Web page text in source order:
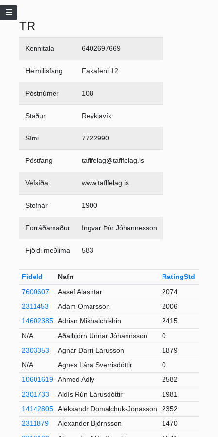
TR
Kennitala 6402697669
Heimilisfang Faxafeni 12
Póstnúmer 108
Staður Reykjavík
Sími 7722990
Póstfang taflfelag@taflfelag.is
Vefsíða www.taflfelag.is
Stofnár 1900
Forráðamaður Ingvar Þór Jóhannesson
Fjöldi meðlima 583
FideId Nafn RatingStd
7600607
Aasef Alashtar
2074
2311453
Adam Omarsson
2006
14602385
Adrian Mikhalchishin
2415
N/A
Aðalbjörn Unnar Jóhannsson
0
2303353
Agnar Darri Lárusson
1879
N/A
Agnes Lára Sverrisdóttir
0
10601619
Ahmed Adly 2582
2301733
Aldís Rún Lárusdóttir
1981
14142805
Aleksandr Domalchuk-Jonasson 2352
2311879
Alexander Björnsson
1470